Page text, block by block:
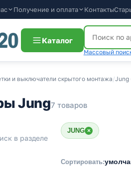
Получение и оплата Контакты
Каталог
Массовый
и выключатели скрытого монтажа/Jung
Jung7 товаров
в разделе
JUNG ×
Сортировать: